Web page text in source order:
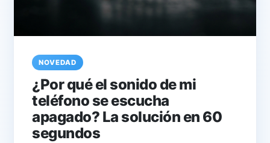
NOVEDAD
¿Por qué el sonido de mi
teléfono se escucha
apagado? La solución en 60
segundos